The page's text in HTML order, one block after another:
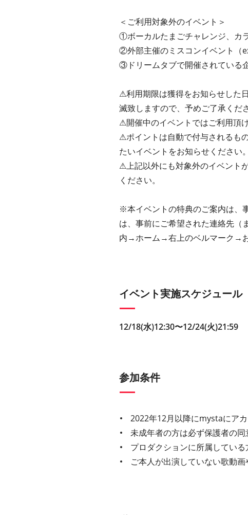
＜ご利用対象外のイベント＞
①ボーカルたまごチャレンジ、カ
②外部主催のミスコンイベント（
③ドリームタブで開催されている
⚠︎利用期限は獲得をお知らせした
滅致しますので、予めご了承くださ
⚠︎開催中のイベントではご利用頂
⚠︎ポイントは自動で付与されるも
たいイベントをお知らせください。
⚠︎上記以外にも対象外のイベント
ください。
※本イベントの特典のご案内は、
は、事前にご希望された連絡先（
内→ホーム→右上のベルマーク→
イベント実施スケジュール
12/18(水)12:30〜12/24(火)21:59
参加条件
2022年12月以降にmystaにア
未成年者の方は必ず保護者の同
プロダクションに所属している
ご本人が出演していない歌動